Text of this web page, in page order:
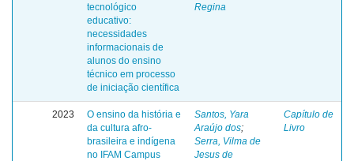
tecnológico
educativo:
necessidades
informacionais de
alunos do ensino
técnico em processo
de iniciação científica
Regina
2023
O ensino da história e
da cultura afro-
brasileira e indígena
no IFAM Campus
Santos, Yara
Araújo dos;
Serra, Vilma de
Jesus de
Capítulo de
Livro